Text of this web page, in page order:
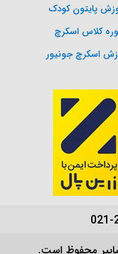
پایتون کودک
کلاس اسکرچ
اسکرچ جونیور
محفوظ است.